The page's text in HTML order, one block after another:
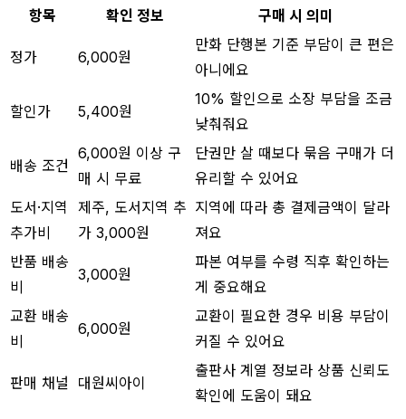
항목 확인 정보 구매 시 의미
정가 6,000원
만화 단행본 기준 부담이 큰 편은
아니에요
할인가 5,400원
10% 할인으로 소장 부담을 조금
낮춰줘요
배송 조건
6,000원 이상 구
매 시 무료
단권만 살 때보다 묶음 구매가 더
유리할 수 있어요
도서·지역
추가비
제주, 도서지역 추
가 3,000원
지역에 따라 총 결제금액이 달라
져요
반품 배송
비
3,000원
파본 여부를 수령 직후 확인하는
게 중요해요
교환 배송
비
6,000원
교환이 필요한 경우 비용 부담이
커질 수 있어요
판매 채널 대원씨아이
출판사 계열 정보라 상품 신뢰도
확인에 도움이 돼요